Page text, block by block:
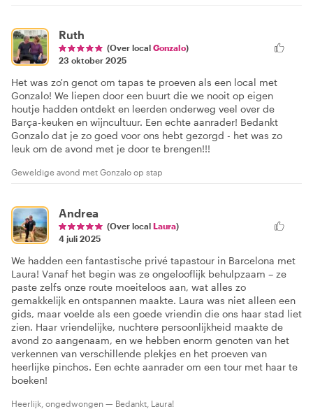
Ruth
(Over local Gonzalo)
23 oktober 2025
Het was zo'n genot om tapas te proeven als een local met
Gonzalo! We liepen door een buurt die we nooit op eigen
houtje hadden ontdekt en leerden onderweg veel over de
Barça-keuken en wijncultuur. Een echte aanrader! Bedankt
Gonzalo dat je zo goed voor ons hebt gezorgd - het was zo
leuk om de avond met je door te brengen!!!
Geweldige avond met Gonzalo op stap
Andrea
(Over local Laura)
4 juli 2025
We hadden een fantastische privé tapastour in Barcelona met
Laura! Vanaf het begin was ze ongelooflijk behulpzaam – ze
paste zelfs onze route moeiteloos aan, wat alles zo
gemakkelijk en ontspannen maakte. Laura was niet alleen een
gids, maar voelde als een goede vriendin die ons haar stad liet
zien. Haar vriendelijke, nuchtere persoonlijkheid maakte de
avond zo aangenaam, en we hebben enorm genoten van het
verkennen van verschillende plekjes en het proeven van
heerlijke pinchos. Een echte aanrader om een tour met haar te
boeken!
Heerlijk, ongedwongen — Bedankt, Laura!